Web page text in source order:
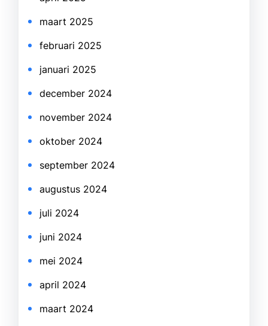
maart 2025
februari 2025
januari 2025
december 2024
november 2024
oktober 2024
september 2024
augustus 2024
juli 2024
juni 2024
mei 2024
april 2024
maart 2024